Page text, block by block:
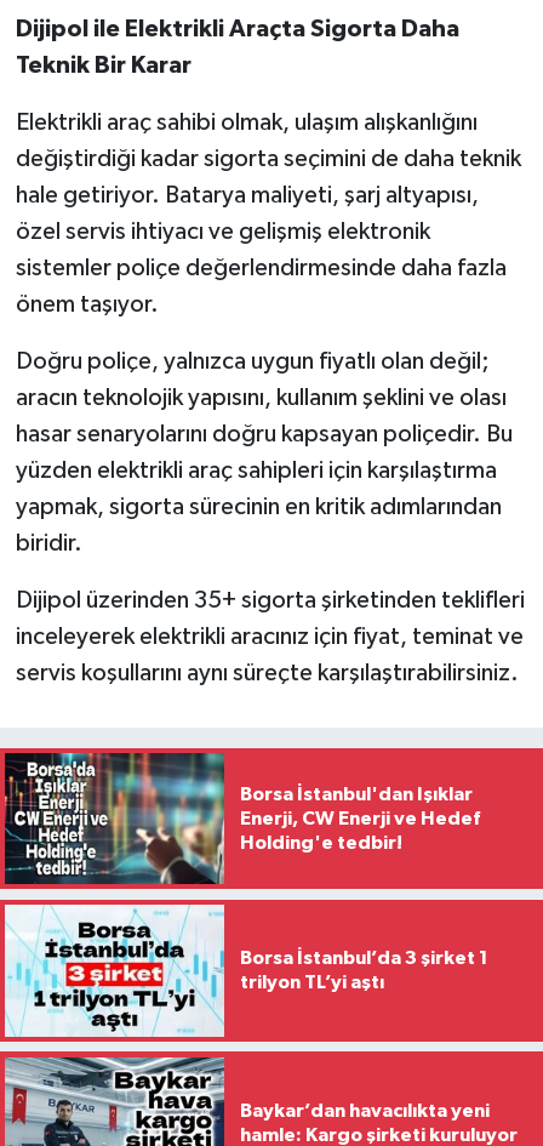
Dijipol ile Elektrikli Araçta Sigorta Daha
Teknik Bir Karar
Elektrikli araç sahibi olmak, ulaşım alışkanlığını
değiştirdiği kadar sigorta seçimini de daha teknik
hale getiriyor. Batarya maliyeti, şarj altyapısı,
özel servis ihtiyacı ve gelişmiş elektronik
sistemler poliçe değerlendirmesinde daha fazla
önem taşıyor.
Doğru poliçe, yalnızca uygun fiyatlı olan değil;
aracın teknolojik yapısını, kullanım şeklini ve olası
hasar senaryolarını doğru kapsayan poliçedir. Bu
yüzden elektrikli araç sahipleri için karşılaştırma
yapmak, sigorta sürecinin en kritik adımlarından
biridir.
Dijipol üzerinden 35+ sigorta şirketinden teklifleri
inceleyerek elektrikli aracınız için fiyat, teminat ve
servis koşullarını aynı süreçte karşılaştırabilirsiniz.
Borsa İstanbul'dan Işıklar
Enerji, CW Enerji ve Hedef
Holding'e tedbir!
Borsa İstanbul’da 3 şirket 1
trilyon TL’yi aştı
Baykar’dan havacılıkta yeni
hamle: Kargo şirketi kuruluyor